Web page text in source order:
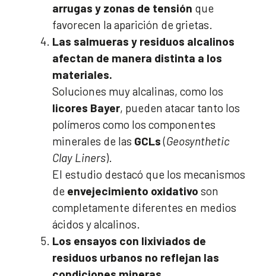
arrugas y zonas de tensión que
favorecen la aparición de grietas.
Las salmueras y residuos alcalinos
afectan de manera distinta a los
materiales.
Soluciones muy alcalinas, como los
licores Bayer, pueden atacar tanto los
polímeros como los componentes
minerales de las GCLs(Geosynthetic
Clay Liners).
El estudio destacó que los mecanismos
de envejecimiento oxidativo son
completamente diferentes en medios
ácidos y alcalinos.
Los ensayos con lixiviados de
residuos urbanos no reflejan las